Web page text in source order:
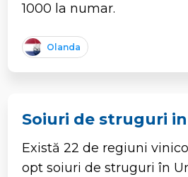
1000 la numar.
Olanda
Soiuri de struguri
Există 22 de regiuni
opt soiuri de struguri în